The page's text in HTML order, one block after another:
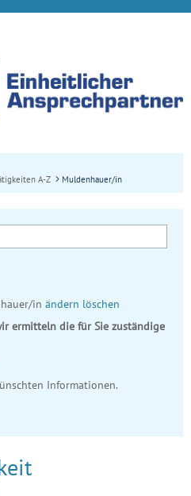
A-Z Muldenhauer/in
in ändern löschen
ermitteln die für Sie zuständige
Informationen.